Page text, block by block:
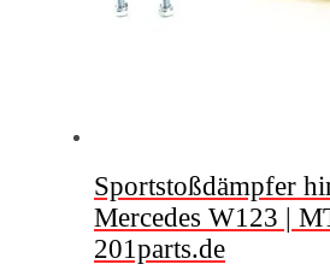
Sportstoßdämpfer
Mercedes W123 |
201parts.de